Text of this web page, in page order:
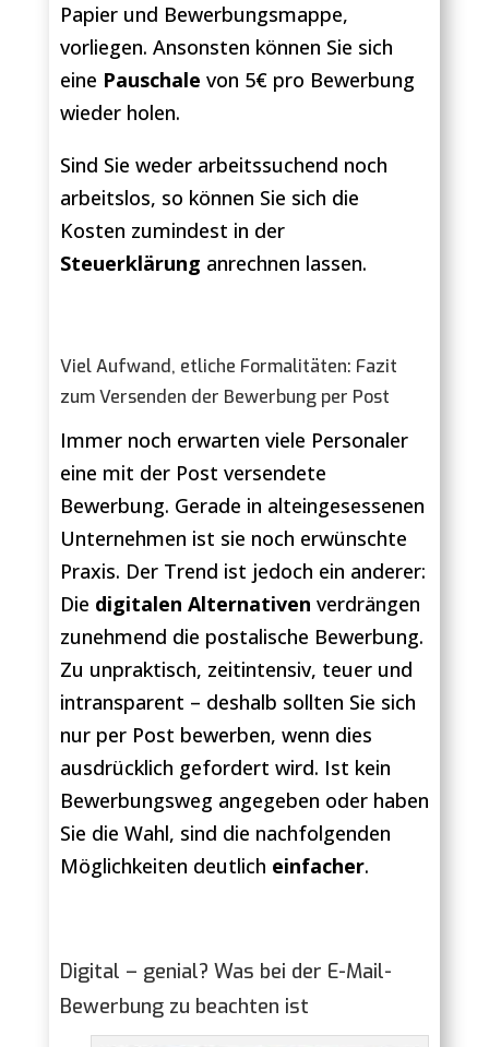
Papier und Bewerbungsmappe,
vorliegen. Ansonsten können Sie sich
eine Pauschale von 5€ pro Bewerbung
wieder holen.
Sind Sie weder arbeitssuchend noch
arbeitslos, so können Sie sich die
Kosten zumindest in der
Steuerklärung anrechnen lassen.
Viel Aufwand, etliche Formalitäten: Fazit
zum Versenden der Bewerbung per Post
Immer noch erwarten viele Personaler
eine mit der Post versendete
Bewerbung. Gerade in alteingesessenen
Unternehmen ist sie noch erwünschte
Praxis. Der Trend ist jedoch ein anderer:
Die digitalen Alternativen verdrängen
zunehmend die postalische Bewerbung.
Zu unpraktisch, zeitintensiv, teuer und
intransparent – deshalb sollten Sie sich
nur per Post bewerben, wenn dies
ausdrücklich gefordert wird. Ist kein
Bewerbungsweg angegeben oder haben
Sie die Wahl, sind die nachfolgenden
Möglichkeiten deutlich einfacher.
Digital – genial? Was bei der E-Mail-
Bewerbung zu beachten ist